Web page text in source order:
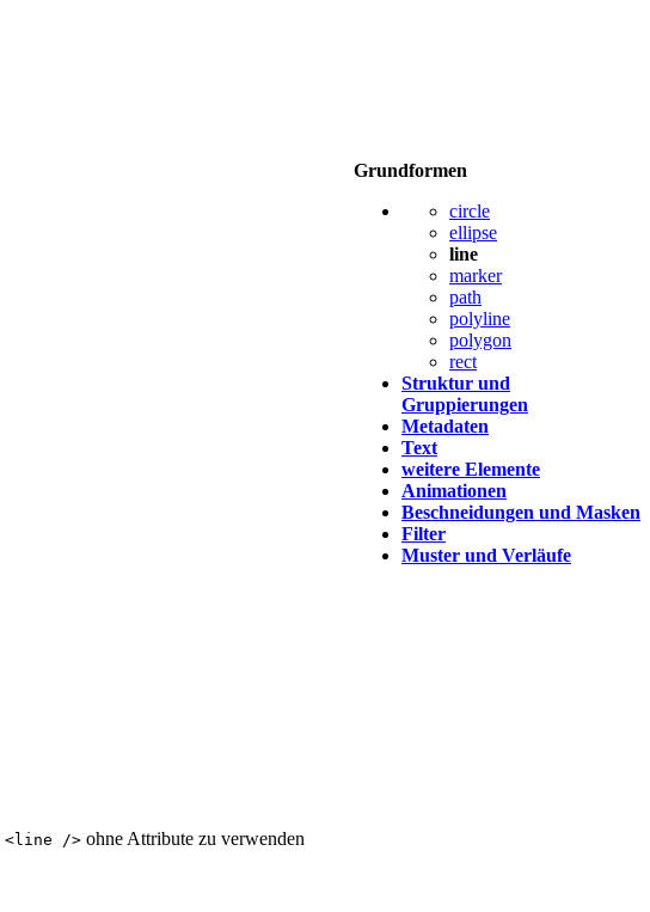
<line /> ohne Attribute zu verwenden
Grundformen
circle
ellipse
line
marker
path
polyline
polygon
rect
Struktur und
Gruppierungen
Metadaten
Text
weitere Elemente
Animationen
Beschneidungen und Masken
Filter
Muster und Verläufe